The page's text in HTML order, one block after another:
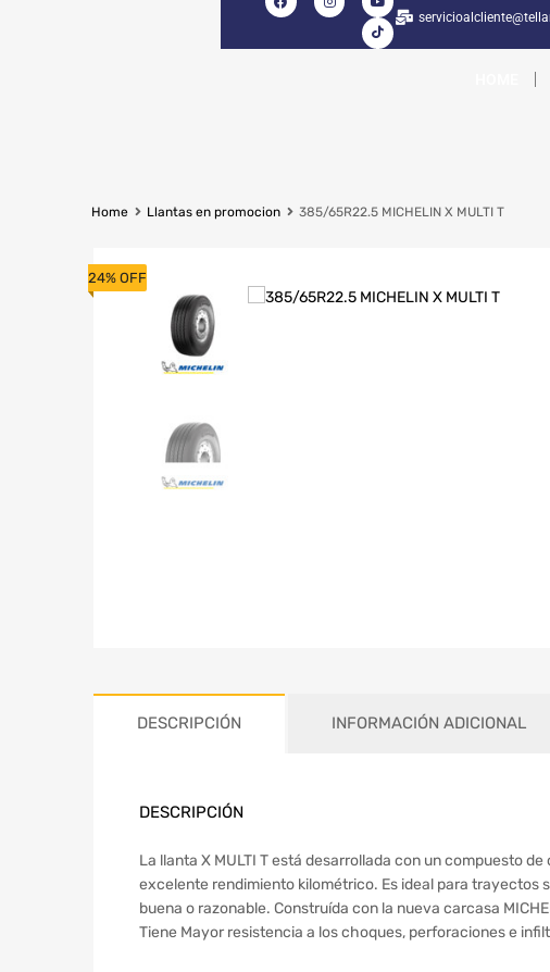
Home Llantas en promocion 385/65R22.5 MICHELIN X MULTI T
24% OFF
DESCRIPCIÓN INFORMACIÓN ADICIONAL
DESCRIPCIÓN
La llanta X MULTI T está desarrollada con un compuesto
excelente rendimiento kilométrico. Es ideal para trayectos
buena o razonable. Construída con la nueva carcasa
Tiene Mayor resistencia a los choques, perforaciones e